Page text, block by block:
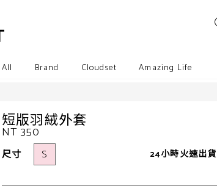
All Brand Cloudset Amazing Life
短版羽絨外套
NT 350
尺寸 S 24小時火速出貨